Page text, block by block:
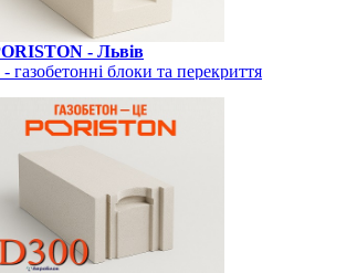
- Львів
блоки та перекриття